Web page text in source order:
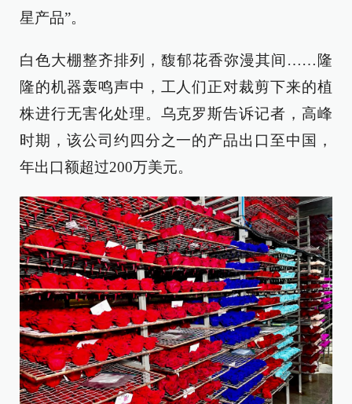
星产品”。
白色大棚整齐排列，馥郁花香弥漫其间……隆
隆的机器轰鸣声中，工人们正对裁剪下来的植
株进行无害化处理。乌克罗斯告诉记者，高峰
时期，该公司约四分之一的产品出口至中国，
年出口额超过200万美元。